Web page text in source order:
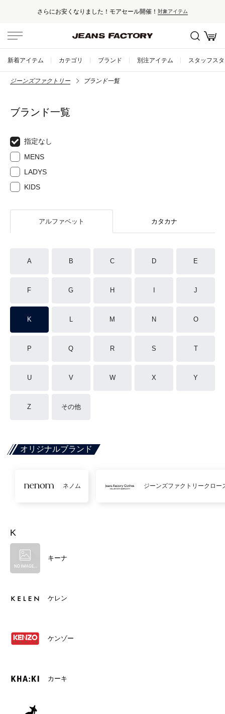
さらにお安くなりました！モアセール開催！ 対象アイテム
新着アイテム カテゴリ ブランド 別注アイテム スタッフス
ジーンズファクトリー ブランド一覧
ブランド一覧
指定なし
MENS
LADYS
KIDS
アルファベット カタカナ
A B C D E
F G H J
K L M N O
P Q R S T
U V W X Y
Z その他
オリジナルブランド
ネノム ジーンズファクトリークロー
K
キーナ
ケレン
ケンゾー
カーキ